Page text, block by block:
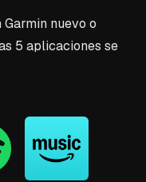
Garmin nuevo o
5 aplicaciones se